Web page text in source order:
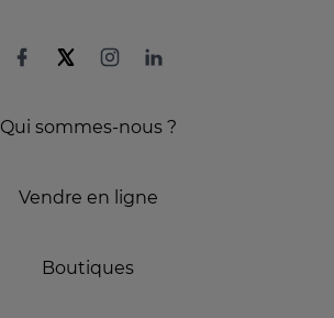
Qui sommes-nous ?
Vendre en ligne
Boutiques